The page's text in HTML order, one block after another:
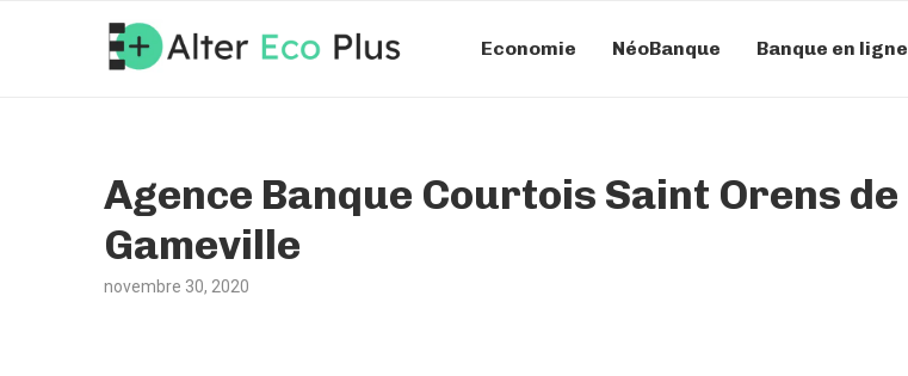
Economie NéoBanque Banque en ligne
Agence Banque Courtois Saint Orens de
Gameville
novembre 30, 2020